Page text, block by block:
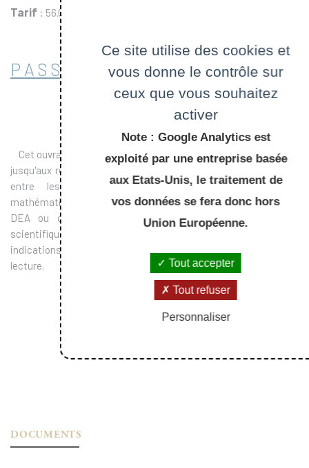
DOCUMENTS
Tarif : 56.00 €
PASSER COMMANDE
Cet ouvrage mène le lecteur des bases du traitement du signal
jusqu'aux résultats les plus récents, en jouant sur l'interaction
entre les applications, le calcul numérique et les
mathématiques. Il est conçu pour des élèves de maîtrise, de
DEA ou de doctorat, ainsi que pour des ingénieurs ou
scientifiques qui analysent des données numériques. Des
indications de difficulté permettent de choisir le niveau de
lecture.
Ce site utilise des cookies et
vous donne le contrôle sur
ceux que vous souhaitez
activer
Note : Google Analytics est
exploité par une entreprise basée
aux Etats-Unis, le traitement de
vos données se fera donc hors
Union Européenne.
Tout accepter
Tout refuser
Personnaliser